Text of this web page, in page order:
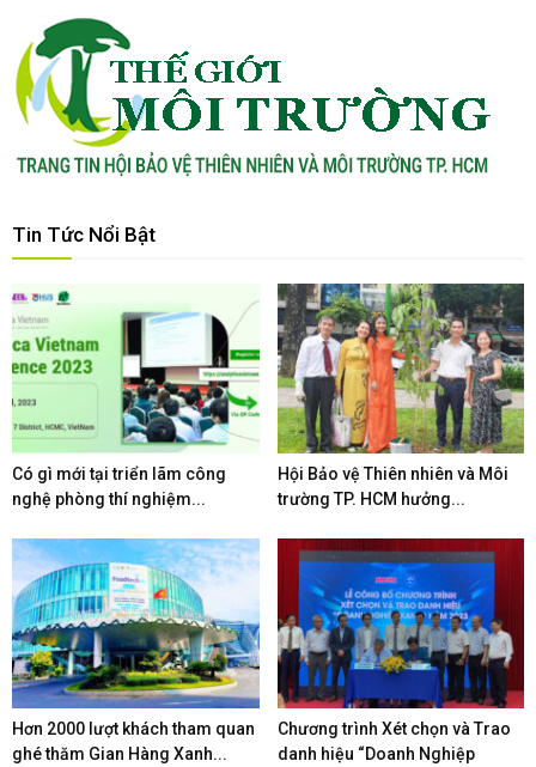
Tin Tức Nổi Bật
Có gì mới tại triển lãm công
nghệ phòng thí nghiệm...
Hội Bảo vệ Thiên nhiên và Môi
trường TP. HCM hưởng...
Hơn 2000 lượt khách tham quan
ghé thăm Gian Hàng Xanh...
Chương trình Xét chọn và Trao
danh hiệu “Doanh Nghiệp